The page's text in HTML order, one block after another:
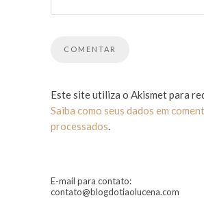
Este site utiliza o Akismet para
Saiba como seus dados em
processados.
E-mail para contato:
contato@blogdotiaolucena.com